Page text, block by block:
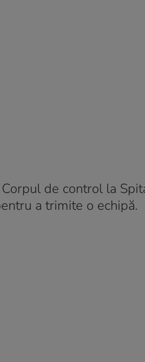
de control la
a trimite o echipă.